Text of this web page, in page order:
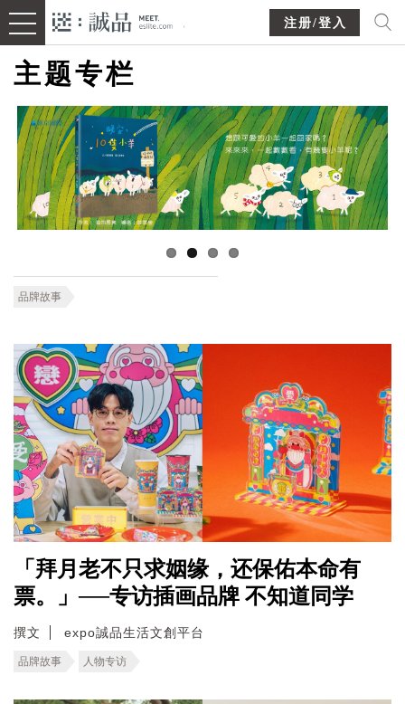
注册/登入
主题专栏
品牌故事
「拜月老不只求姻缘，还保佑本命有
票。」──专访插画品牌 不知道同学
撰文 expo誠品生活文創平台
品牌故事 人物专访